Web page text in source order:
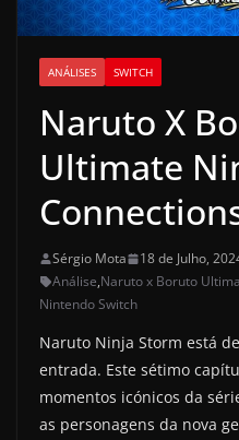
ANÁLISES SWITCH
Naruto X
Ultimate
Sérgio Mota
18 de Julho,
Análise,Naruto x Boruto
Nintendo Switch
Naruto Ninja Storm está
entrada. Este sétimo
momentos icónicos da
as personagens da nova